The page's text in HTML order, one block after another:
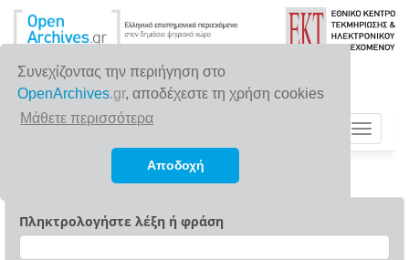
Συνεχίζοντας την περιήγηση στο
OpenArchives.gr, αποδέχεστε τη χρήση cookies
Μάθετε περισσότερα
Αποδοχή
Toggle
Πληκτρολογήστε λέξη ή φράση